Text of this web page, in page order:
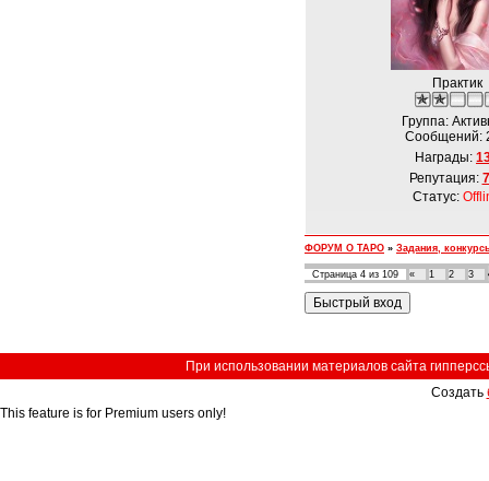
Практик
Группа:
Сообщений:
Награды:
Репутация:
Статус:
ФОРУМ О ТАРО » Задания,
Страница 4 из 109 « 1 2 3
При использовании материалов сайта
Создать
This feature is for Premium users only!